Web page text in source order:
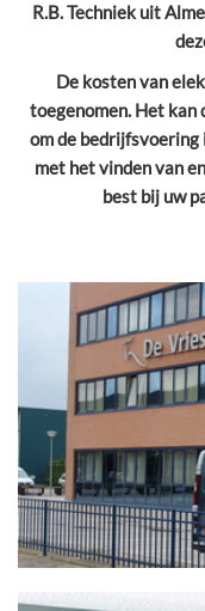
R.B. Techniek uit
De kosten van
toegenomen. Het
om de bedrijfsvoering
met het vinden van
best bij uw